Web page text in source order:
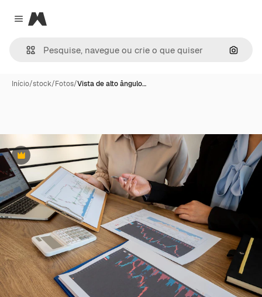
Close menu
Magnific
Início/stock/Fotos/Vista de alto ângulo…
Premium